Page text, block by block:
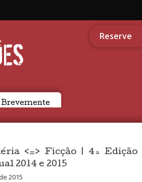
Reserve
Brevemente
<=> Ficção | 4ª Edição
2014 e 2015
2015